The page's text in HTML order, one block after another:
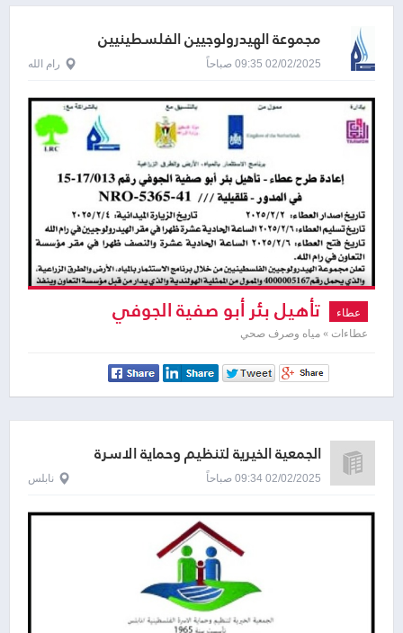
مجموعة الهيدرولوجيين الفلسطينيين
02/02/2025 09:35 صباحاً رام الله
عطاء تأهيل بئر أبو صفية الجوفي
عطاءات » مياه وصرف صحي
الجمعية الخيرية لتنظيم وحماية الاسرة
الفلسطينية
02/02/2025 09:34 صباحاً نابلس